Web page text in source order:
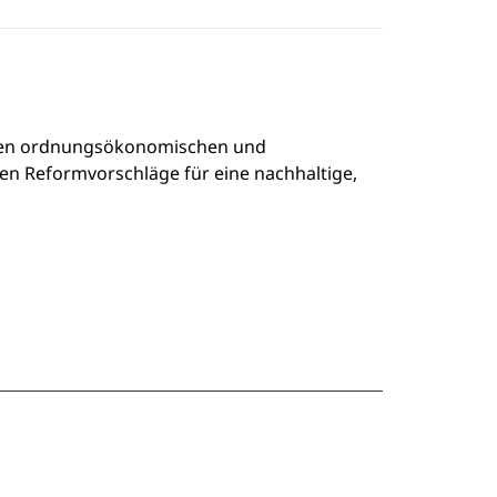
ordnungsökonomischen und
Reformvorschläge für eine nachhaltige,